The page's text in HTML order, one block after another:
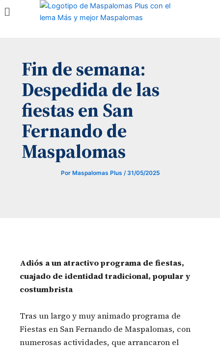
Menú
Fin de semana:
Despedida de las
fiestas en San
Fernando de
Maspalomas
Por Maspalomas Plus / 31/05/2025
Adiós a un atractivo programa de fiestas,
cuajado de identidad tradicional, popular y
costumbrista
Tras un largo y muy animado programa de
Fiestas en San Fernando de Maspalomas, con
numerosas actividades, que arrancaron el